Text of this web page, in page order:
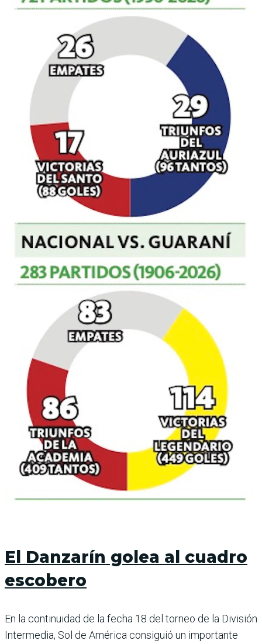
El Danzarín golea al cuadro
escobero
En la continuidad de la fecha 18 del torneo de la División
Intermedia, Sol de Amé­rica consiguió un impor­tante